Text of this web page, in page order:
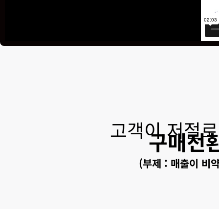
고객이 저절
구매전
(부제 : 매출이 비